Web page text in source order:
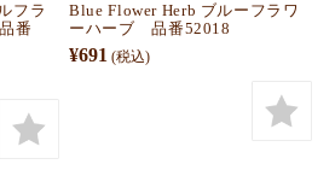
フラ
番
Blue Flower Herb ブルーフラワ
ーハーブ 品番52018
¥691 (税込)